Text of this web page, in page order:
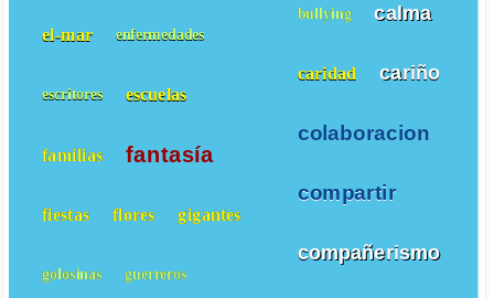
bullying calma
caridad cariño
colaboracion
compartir
compañerismo
el-mar enfermedades
escritores escuelas
familias fantasía
fiestas flores gigantes
golosinas guerreros